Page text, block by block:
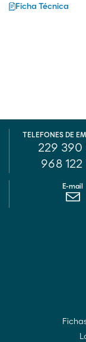
Ficha Técnica
TELEFONES DE
229 390
968 122
E-mail